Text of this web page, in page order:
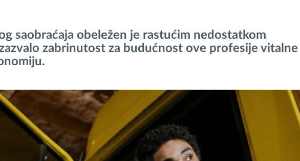
rute
saobraćaja obeležen je rastućim nedostatkom
zabrinutost za budućnost ove profesije vitalne